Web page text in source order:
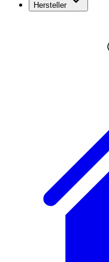
Hersteller